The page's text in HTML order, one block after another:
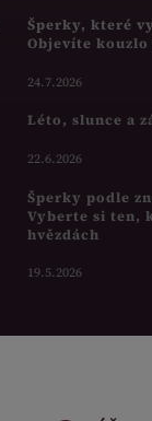
Šperky, které
Objevíte kouzlo
24.7.2026
Léto, slunce a
22.6.2026
Šperky podle
Vyberte si ten,
hvězdách
19.5.2026